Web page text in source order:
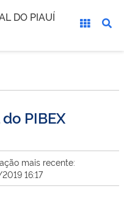
DO PIAUÍ
PIBEX
mais recente:
16:17